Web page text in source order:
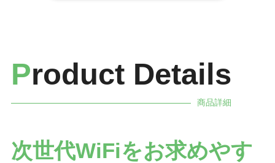
Product Details
商品詳細
次世代WiFiをお求めやす